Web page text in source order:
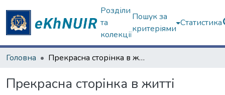
Розділи
та
колекції
Пошук за
критеріями
Статистика
Головна Прекрасна сторінка в житті
Прекрасна сторінка в житті